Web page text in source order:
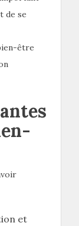
de se
être
et